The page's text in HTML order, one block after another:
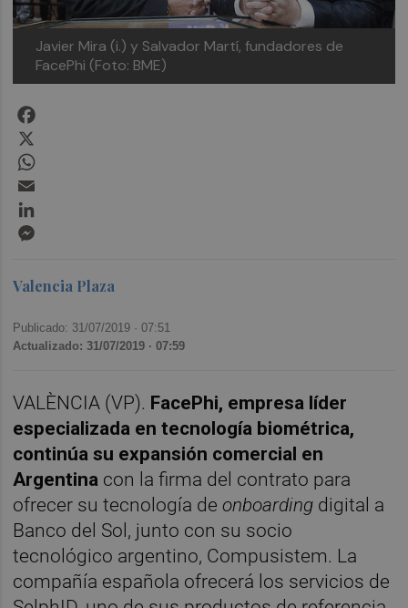
Javier Mira (i.) y Salvador Martí, fundadores de
FacePhi (Foto: BME)
Valencia Plaza
Publicado: 31/07/2019 ·07:51
Actualizado: 31/07/2019 · 07:59
VALÈNCIA (VP). FacePhi, empresa líder
especializada en tecnología biométrica,
continúa su expansión comercial en
Argentina con la firma del contrato para
ofrecer su tecnología deonboarding digital a
Banco del Sol, junto con su socio
tecnológico argentino, Compusistem. La
compañía española ofrecerá los servicios de